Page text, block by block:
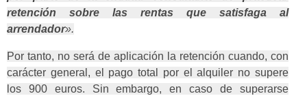
retención sobre las rentas que satisfaga al
arrendador».
Por tanto, no será de aplicación la retención cuando, con
carácter general, el pago total por el alquiler no supere
los 900 euros. Sin embargo, en caso de superarse